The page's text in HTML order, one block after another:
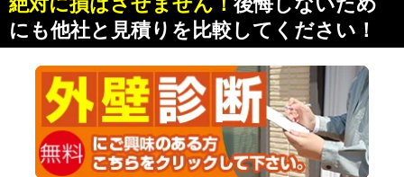
にも他社と見積りを比較してください！